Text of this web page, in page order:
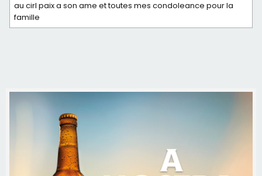
au cirl paix a son ame et toutes mes condoleance pour la
famille